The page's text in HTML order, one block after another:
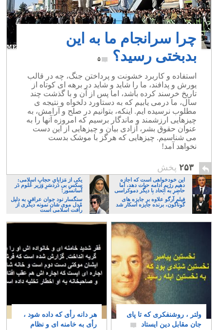
چرا سرانجام ما به این
بدبختی رسید؟
۵
استفاده و کاربرد خشونت و پرداختن جنگ، چه در قالب
یورش و پدافند، ما را شاید و شاید در برهه ای کوتاه از
تاریخ خرسند کرده باشد، اما پس از آن و با گذشت چند
سال، ما درمی یابیم که به دستاورد دلخواه و نتیجه ی
مطلوب نرسیده ایم. اینکه، بتوانیم در صلح و آرامش، به
چیزهایی ارزشمند و ماندگار برسیم که امروزه آنها را به
عنوان حقوق بشر، آزادی بیان و چیزهایی از این دست
می شناسیم. چیزهایی که هرگز با موشک بدست
نخواهد آمد!
۲۵۳ پخش
این خودخواهی است که اجازه
دهیم رژیم ادامه حیات دهد، اما
حاضر به اتحاد با دیگر دموکراسی
خواهان نباشیم!
یکی از مَزایایِ حجابِ اسلامی:
سکسِ بی دَردسَرِ وَزیر عُلوم دَر
آسانسور!
فیلم آرگو علاوه بر جایزه های
گوناگون، برنده جایزه اسکار شد
سنگسار نود جوان عراقی به دلیل
مُدل موی شان نمونه دیگری از
رأفت اسلامی است
ولتر ، روشنفکری که تا پای
جان مقابل دین ایستاد
هر دانه رأی که داده شود ،
رأی به خامنه ای و نظام